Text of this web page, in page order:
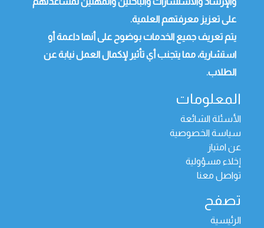
على تعزيز معرفتهم العلمية.
يتم تعريف جميع الخدمات بوضوح على أنها داعمة أو
استشارية، مما يتجنب أي تأثير لإكمال العمل نيابة عن
الطلاب.
المعلومات
الأسئلة الشائعة
سياسة الخصوصية
عن امتياز
إخلاء مسؤولية
تواصل معنا
تصفح
الرئيسية